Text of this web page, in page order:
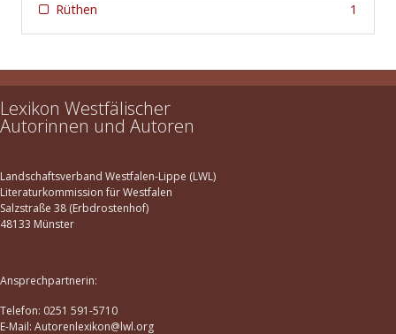
1
Rüthen
Lexikon Westfälischer
Autorinnen und Autoren
Landschaftsverband Westfalen-Lippe (LWL)
Literaturkommission für Westfalen
Salzstraße 38 (Erbdrostenhof)
48133 Münster
Ansprechpartnerin:
Telefon: 0251 591-5710
E-Mail: Autorenlexikon@lwl.org